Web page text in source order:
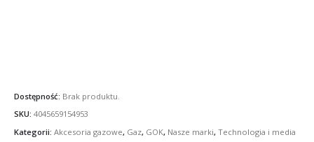
Dostępność: Brak produktu.
SKU: 4045659154953
Kategorii: Akcesoria gazowe, Gaz, GOK, Nasze marki, Technologia i media